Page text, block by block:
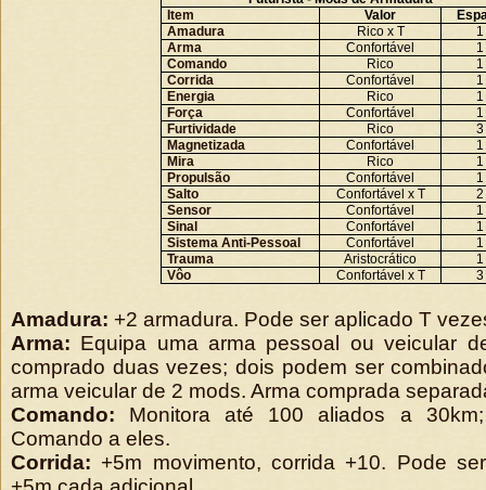
Item
Valor
Amadura
Rico x T
1
Arma
Confortável
1
Comando
Rico
1
Corrida
Confortável
1
Energia
Rico
1
Força
Confortável
1
Furtividade
Rico
3
Magnetizada
Confortável
1
Mira
Rico
1
Propulsão
Confortável
1
Salto
Confortável x T
2
Sensor
Confortável
1
Sinal
Confortável
1
Sistema Anti-Pessoal
Confortável
1
Trauma
Aristocrático
1
Vôo
Confortável x T 3
Amadura: +2 armadura. Pode ser aplicado T
Arma: Equipa uma arma pessoal ou veicular
comprado duas vezes; dois podem ser
arma veicular de 2 mods. Arma comprada
Comando: Monitora até 100 aliados a
Comando a eles.
Corrida: +5m movimento, corrida +10. Pode